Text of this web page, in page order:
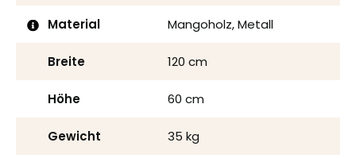
Material Mangoholz, Metall
Breite 120 cm
Höhe 60 cm
Gewicht 35 kg